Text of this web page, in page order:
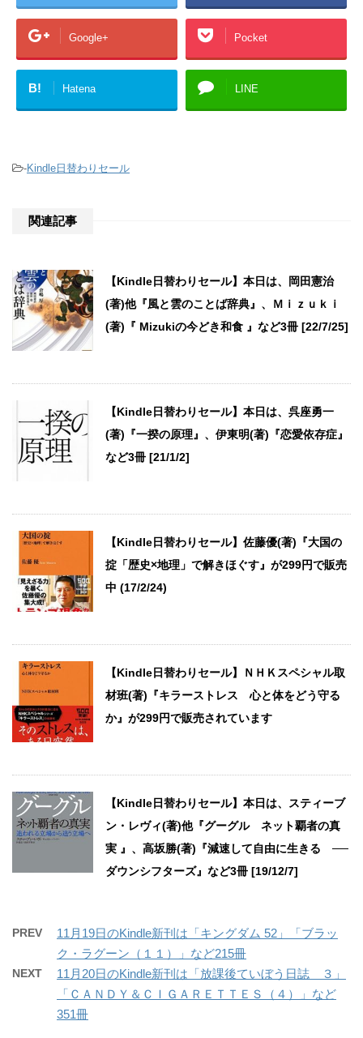
Google+ Pocket
B! Hatena LINE
-Kindle日替わりセール
関連記事
【Kindle日替わりセール】本日は、岡田憲治
(著)他『風と雲のことば辞典』、Ｍｉｚｕｋｉ
(著)『 Mizukiの今どき和食 』など3冊 [22/7/25]
【Kindle日替わりセール】本日は、呉座勇一
(著)『一揆の原理』、伊東明(著)『恋愛依存症』
など3冊 [21/1/2]
【Kindle日替わりセール】佐藤優(著)『大国の
掟「歴史×地理」で解きほぐす』が299円で販売
中 (17/2/24)
【Kindle日替わりセール】ＮＨＫスペシャル取
材班(著)『キラーストレス 心と体をどう守る
か』が299円で販売されています
【Kindle日替わりセール】本日は、スティーブ
ン・レヴィ(著)他『グーグル ネット覇者の真
実 』、高坂勝(著)『減速して自由に生きる ──
ダウンシフターズ』など3冊 [19/12/7]
PREV
11月19日のKindle新刊は「キングダム 52」「ブラッ
ク・ラグーン（１１）」など215冊
NEXT
11月20日のKindle新刊は「放課後ていぼう日誌 ３」
「ＣＡＮＤＹ＆ＣＩＧＡＲＥＴＴＥＳ（４）」など
351冊